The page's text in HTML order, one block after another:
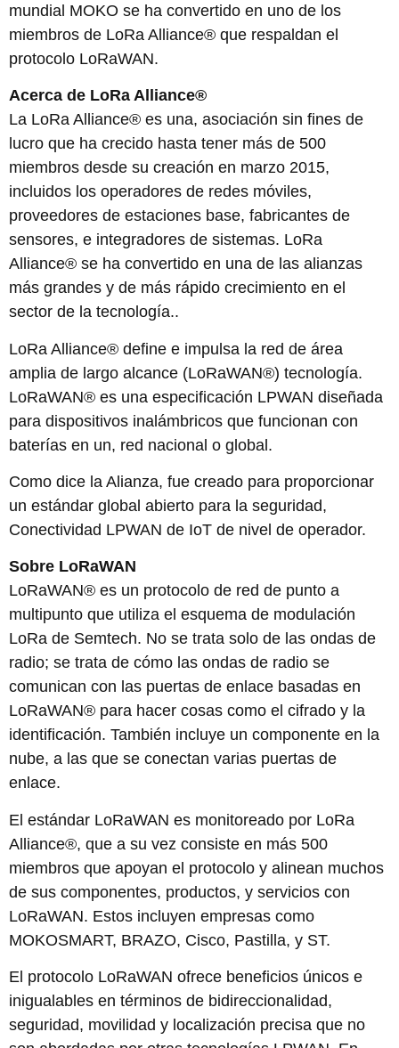
mundial MOKO se ha convertido en uno de los
miembros de LoRa Alliance® que respaldan el
protocolo LoRaWAN.
Acerca de LoRa Alliance®
La LoRa Alliance® es una, asociación sin fines de
lucro que ha crecido hasta tener más de 500
miembros desde su creación en marzo 2015,
incluidos los operadores de redes móviles,
proveedores de estaciones base, fabricantes de
sensores, e integradores de sistemas. LoRa
Alliance® se ha convertido en una de las alianzas
más grandes y de más rápido crecimiento en el
sector de la tecnología..
LoRa Alliance® define e impulsa la red de área
amplia de largo alcance (LoRaWAN®) tecnología.
LoRaWAN® es una especificación LPWAN diseñada
para dispositivos inalámbricos que funcionan con
baterías en un, red nacional o global.
Como dice la Alianza, fue creado para proporcionar
un estándar global abierto para la seguridad,
Conectividad LPWAN de IoT de nivel de operador.
Sobre LoRaWAN
LoRaWAN® es un protocolo de red de punto a
multipunto que utiliza el esquema de modulación
LoRa de Semtech. No se trata solo de las ondas de
radio; se trata de cómo las ondas de radio se
comunican con las puertas de enlace basadas en
LoRaWAN® para hacer cosas como el cifrado y la
identificación. También incluye un componente en la
nube, a las que se conectan varias puertas de
enlace.
El estándar LoRaWAN es monitoreado por LoRa
Alliance®, que a su vez consiste en más 500
miembros que apoyan el protocolo y alinean muchos
de sus componentes, productos, y servicios con
LoRaWAN. Estos incluyen empresas como
MOKOSMART, BRAZO, Cisco, Pastilla, y ST.
El protocolo LoRaWAN ofrece beneficios únicos e
inigualables en términos de bidireccionalidad,
seguridad, movilidad y localización precisa que no